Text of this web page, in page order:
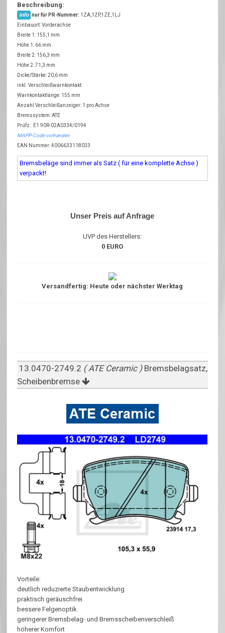
Beschreibung:
info nur für PR-Nummer: 1ZA,1ZP,1ZE,1LJ
Einbauort: Vorderachse
Breite 1: 155,1 mm
Höhe 1: 66 mm
Breite 2: 156,3 mm
Höhe 2: 71,3 mm
Dicke/Stärke: 20,6 mm
inkl. Verschleißwarnkontakt
Warnkontaktlänge: 155 mm
Anzahl Verschleißanzeiger: 1 pro Achse
Bremssystem: ATE
Prüfz.: E1 90R-02A0334/0194
MAPP-Code vorhanden
EAN Nummer: 4006633118033
Bremsbeläge sind immer als Satz ( für eine komplette Achse )
verpackt!
Unser Preis auf Anfrage
UVP des Herstellers:
0 EURO
Versandfertig: Heute oder nächster Werktag
13.0470-2749.2 ( ATE Ceramic ) Bremsbelagsatz,
Scheibenbremse
Vorteile:
deutlich reduzierte Staubentwicklung
praktisch geräuschfrei
bessere Felgenoptik
geringerer Bremsbelag- und Bremsscheibenverschleiß
höherer Komfort